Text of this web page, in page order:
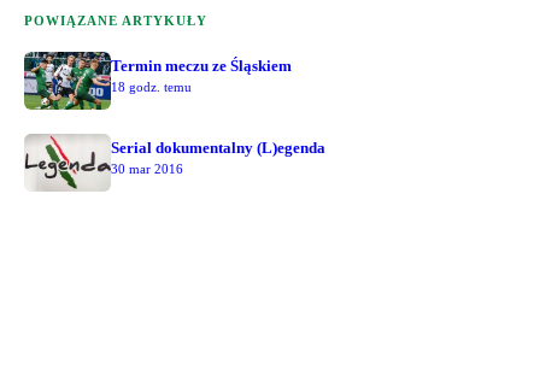
POWIĄZANE ARTYKUŁY
Termin meczu ze Śląskiem
18 godz. temu
Serial dokumentalny (L)egenda
30 mar 2016